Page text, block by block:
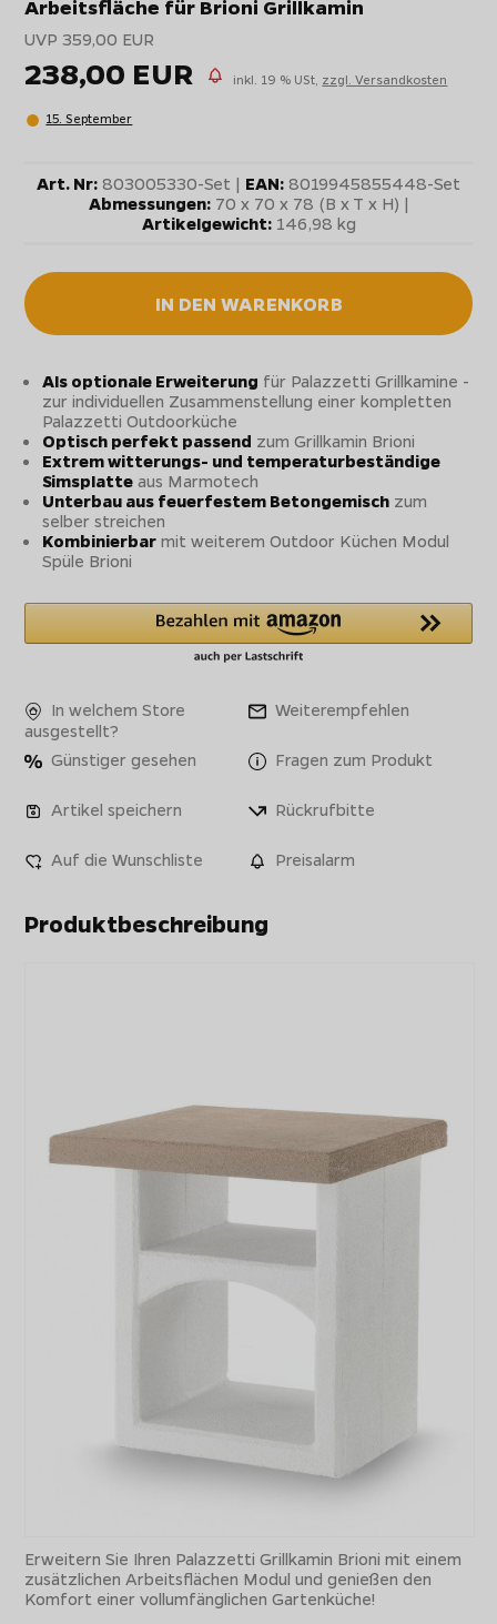
Arbeitsfläche für Brioni Grillkamin
UVP 359,00 EUR
238,00 EUR inkl. 19 % USt, zzgl. Versandkosten
15. September
Art. Nr: 803005330-Set | EAN: 8019945855448-Set
Abmessungen:70 x 70 x 78 (B x T x H) |
Artikelgewicht:146,98 kg
IN DEN WARENKORB
Als optionale Erweiterung für Palazzetti Grillkamine -
zur individuellen Zusammenstellung einer kompletten
Palazzetti Outdoorküche
Optisch perfekt passend zum Grillkamin Brioni
Extrem witterungs- und temperaturbeständige
Simsplatte aus Marmotech
Unterbau aus feuerfestem Betongemisch zum
selber streichen
Kombinierbar mit weiterem Outdoor Küchen Modul
Spüle Brioni
In welchem Store
ausgestellt?
Weiterempfehlen
Günstiger gesehen Fragen zum Produkt
Artikel speichern Rückrufbitte
Auf die Wunschliste Preisalarm
Produktbeschreibung
Erweitern Sie Ihren Palazzetti Grillkamin Brioni mit einem
zusätzlichen Arbeitsflächen Modul und genießen den
Komfort einer vollumfänglichen Gartenküche!